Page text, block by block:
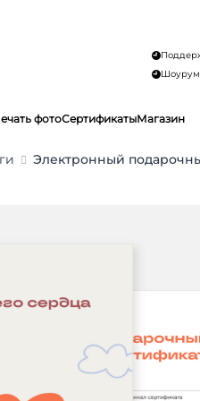
Шоурум
фотоСертификатыМагазин
Электронный